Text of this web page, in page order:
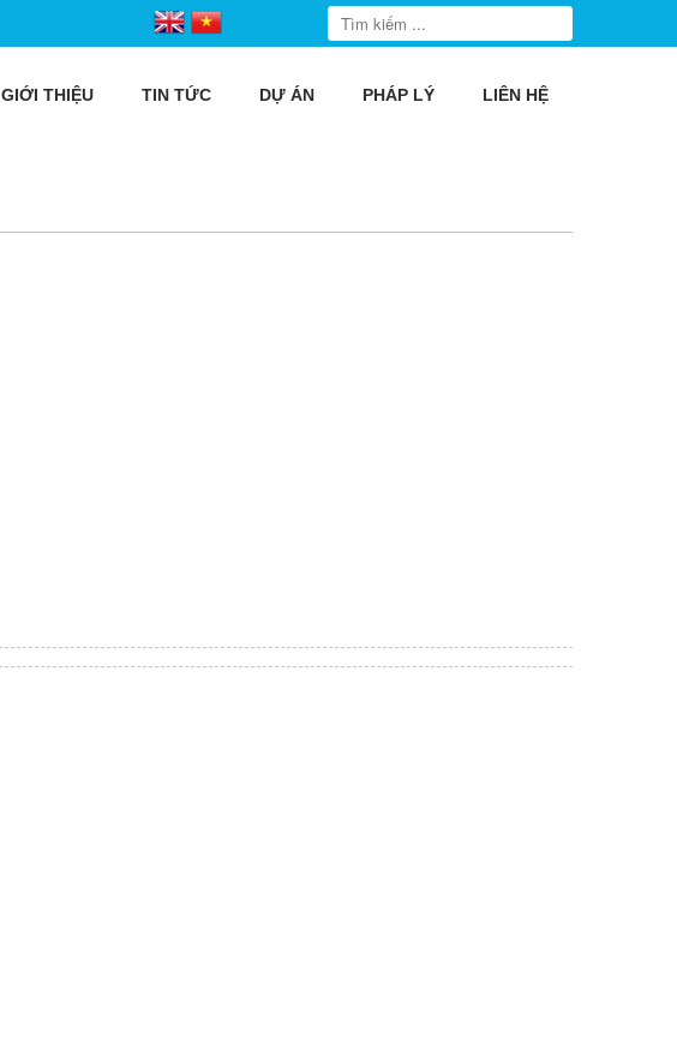
GIỚI THIỆU TIN TỨC DỰ ÁN PHÁP LÝ LIÊN HỆ